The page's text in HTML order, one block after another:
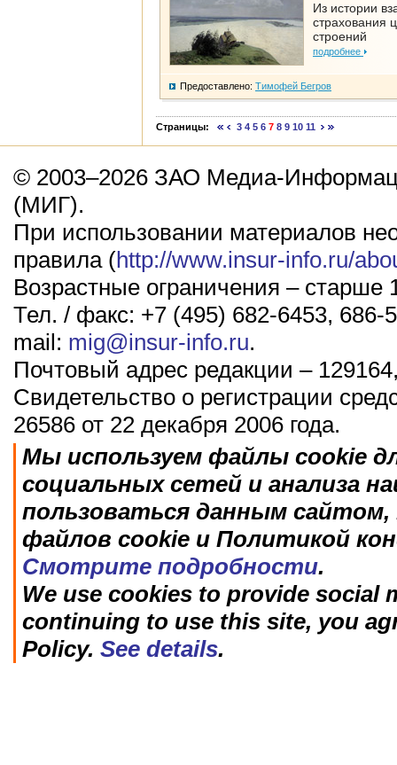
Из истории
страхования
строений
подробнее
Предоставлено: Тимофей Бегров
Страницы: 3 4 5 6 7 8 9 10 11
© 2003–2026 ЗАО Медиа-
(МИГ).
При использовании материалов
правила (http://www.insur-info.ru/
Возрастные ограничения – старше
Тел. / факс: +7 (495) 682-6453, 686-
mail: mig@insur-info.ru.
Почтовый адрес редакции –
Свидетельство о регистрации
26586 от 22 декабря 2006 года.
Мы используем файлы cookie
социальных сетей и анализа
пользоваться данным
файлов cookie и Политикой
Смотрите подробности.
We use cookies to provide social
continuing to use this site, you
Policy. See details.